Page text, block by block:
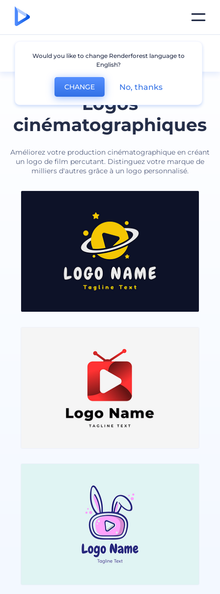
Logos
cinématographiques
Améliorez votre production cinématographique en créant
un logo de film percutant. Distinguez votre marque de
milliers d'autres grâce à un logo personnalisé.
Cinéma
Would you like to change Renderforest language to
English?
CHANGE No, thanks